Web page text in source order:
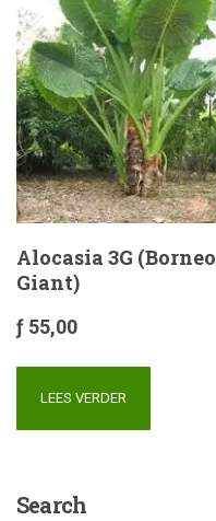
Alocasia 3G (Borneo
Giant)
ƒ 55,00
LEES VERDER
Search